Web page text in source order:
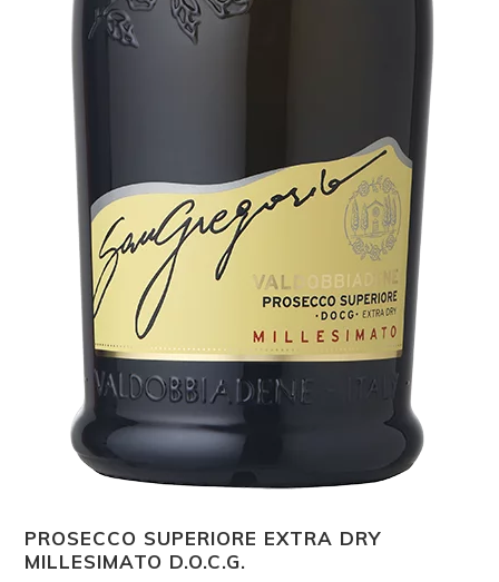
PROSECCO SUPERIORE EXTRA DRY
MILLESIMATO D.O.C.G.